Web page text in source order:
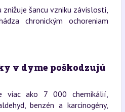
šancu vzniku závislosti,
chronickým ochoreniam
v dyme poškodzujú
viac ako 7 000 chemikálií,
benzén a karcinogény,